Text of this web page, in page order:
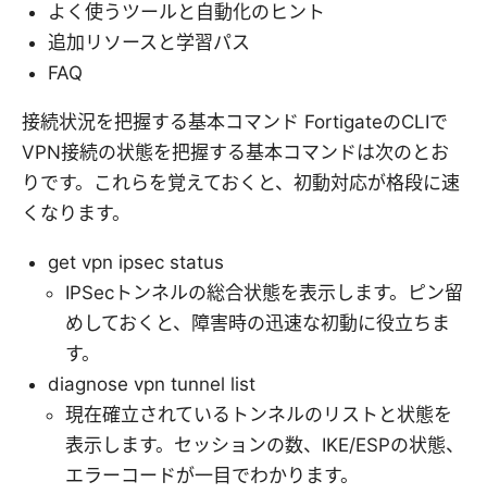
よく使うツールと自動化のヒント
追加リソースと学習パス
FAQ
接続状況を把握する基本コマンド FortigateのCLIで
VPN接続の状態を把握する基本コマンドは次のとお
りです。これらを覚えておくと、初動対応が格段に速
くなります。
get vpn ipsec status
IPSecトンネルの総合状態を表示します。ピン留
めしておくと、障害時の迅速な初動に役立ちま
す。
diagnose vpn tunnel list
現在確立されているトンネルのリストと状態を
表示します。セッションの数、IKE/ESPの状態、
エラーコードが一目でわかります。